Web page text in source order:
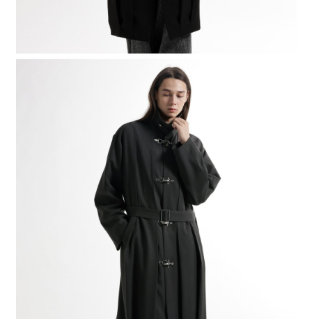
４．使用「AFTEE先享後付」時，將依據個別帳號之用戶狀況，依本公司即
時審查核予不同之上限額度；若仍有額度不足之情形，本公司將視審查結果
５．嚴禁一人註冊多個帳號或使用他人資訊註冊。若發現惡意使用之情形，
恩沛科技股份有限公司將有權停止該用戶之使用額度並採取法律行動。